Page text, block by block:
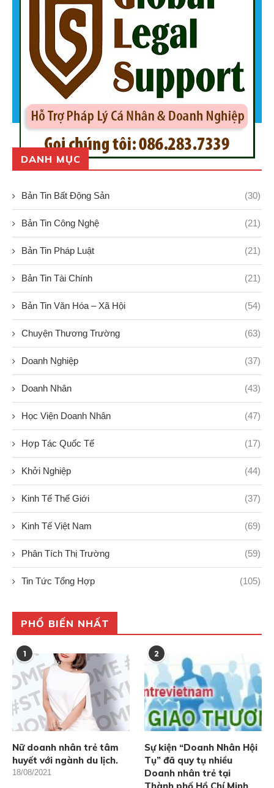
DANH MỤC
Bản Tin Bất Động Sản (30)
Bản Tin Công Nghệ (21)
Bản Tin Pháp Luật (21)
Bản Tin Tài Chính (21)
Bản Tin Văn Hóa – Xã Hội (54)
Chuyện Thương Trường (63)
Doanh Nghiệp (37)
Doanh Nhân (43)
Học Viện Doanh Nhân (47)
Hợp Tác Quốc Tế (17)
Khởi Nghiệp (44)
Kinh Tế Thế Giới (37)
Kinh Tế Việt Nam (69)
Phân Tích Thị Trường (59)
Tin Tức Tổng Hợp (105)
PHỔ BIẾN NHẤT
1
Nữ doanh nhân trẻ tâm
huyết với ngành du lịch.
18/08/2021
2
Sự kiện “Doanh Nhân Hội
Tụ” đã quy tụ nhiều
Doanh nhân trẻ tại